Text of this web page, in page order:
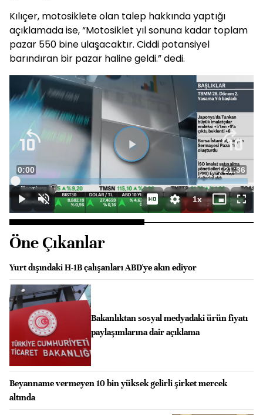
Kılıçer, motosiklete olan talep hakkında yaptığı
açıklamada ise, “Motosiklet yıl sonuna kadar toplam
pazar 550 bine ulaşacaktır. Ciddi potansiyel
barındıran bir pazar haline geldi.” dedi.
DuraklatSesi
Aç
Süre
0:00 Toplam
Süre
21:36
Yüklendi:
0.46%
1xOynatma
Hızı
Mini
oynatıcı
Tam
Ekran
Öne Çıkanlar
Yurt dışındaki H-1B çalışanları ABD'ye akın ediyor
Bakanlıktan sosyal medyadaki ürün fiyatı
paylaşımlarına dair açıklama
Beyanname vermeyen 10 bin yüksek gelirli şirket mercek
altında